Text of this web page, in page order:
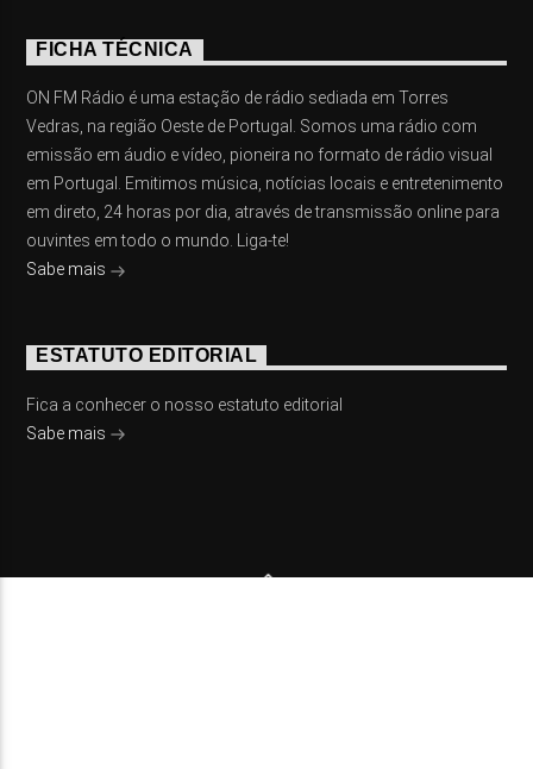
FICHA TÉCNICA
ON FM Rádio é uma estação de rádio sediada em Torres
Vedras, na região Oeste de Portugal. Somos uma rádio com
emissão em áudio e vídeo, pioneira no formato de rádio visual
em Portugal. Emitimos música, notícias locais e entretenimento
em direto, 24 horas por dia, através de transmissão online para
ouvintes em todo o mundo. Liga-te!
Sabe mais
ESTATUTO EDITORIAL
Fica a conhecer o nosso estatuto editorial
Sabe mais